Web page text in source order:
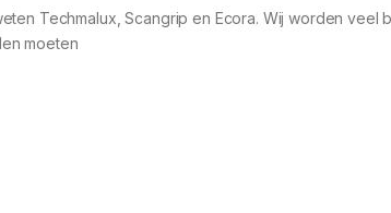
Techmalux, Scangrip en Ecora. Wij worden veel
moeten